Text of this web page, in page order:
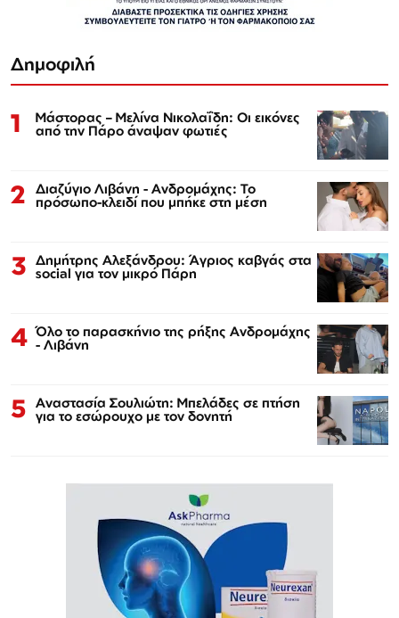
Δημοφιλή
1 Μάστορας – Μελίνα Νικολαΐδη: Οι εικόνες
από την Πάρο άναψαν φωτιές
2 Διαζύγιο Λιβάνη - Ανδρομάχης: Το
πρόσωπο-κλειδί που μπήκε στη μέση
3 Δημήτρης Αλεξάνδρου: Άγριος καβγάς στα
social για τον μικρό Πάρη
4 Όλο το παρασκήνιο της ρήξης Ανδρομάχης
- Λιβάνη
5 Αναστασία Σουλιώτη: Μπελάδες σε πτήση
για το εσώρουχο με τον δονητή